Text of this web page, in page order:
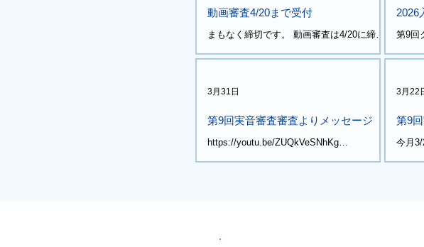
動画審査4/20まで受付
まもなく締切です。 動画審査は4/20に締切
は、入賞者記念コンサートに出場権がござ
2026
第9回
アノ
第9回実音審査審査よりメッセージ
https://youtu.be/ZUQkVeSNhKg
3月31日
第9
今月3/
3月22